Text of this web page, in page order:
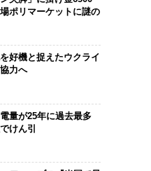
ポリマーケットに謎の
好機と捉えたウクライ
力へ
量が25年に過去最多
けん引